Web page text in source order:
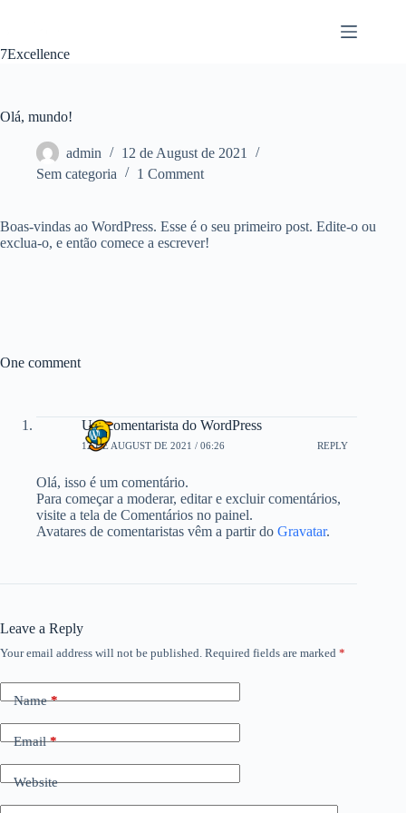
7Excellence
Olá, mundo!
admin
12 de August de 2021
Sem categoria
1 Comment
Boas-vindas ao WordPress. Esse é o seu primeiro post. Edite-o ou
exclua-o, e então comece a escrever!
One comment
Um comentarista do WordPress
12 DE AUGUST DE 2021 / 06:26 REPLY
Olá, isso é um comentário.
Para começar a moderar, editar e excluir comentários,
visite a tela de Comentários no painel.
Avatares de comentaristas vêm a partir do Gravatar.
Leave a Reply
Your email address will not be published. Required fields are marked *
Name*
Email*
Website